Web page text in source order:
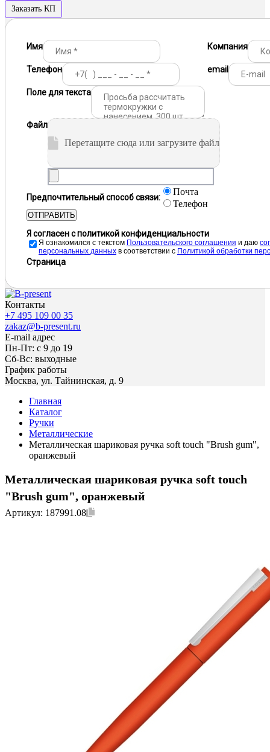
Заказать КП
Имя Компания
Телефон email
Поле для текста
Файл
Перетащите сюда или загрузите файл
Предпочтительный способ связи:
Почта
Телефон
ОТПРАВИТЬ
Я согласен с политикой конфиденциальности
Я ознакомился с текстом Пользовательского соглашения и даю
персональных данных в соответствии с Политикой обработки
Страница
Контакты
+7 495 109 00 35
zakaz@b-present.ru
E-mail адрес
Пн-Пт: с 9 до 19
Сб-Вс: выходные
График работы
Москва, ул. Тайнинская, д. 9
Главная
Каталог
Ручки
Металлические
Металлическая шариковая ручка soft touch "Brush gum",
оранжевый
Металлическая шариковая ручка soft touch
"Brush gum", оранжевый
Артикул: 187991.08